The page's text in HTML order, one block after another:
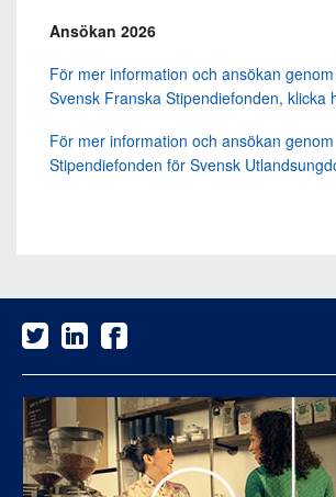
Ansökan 2026
För mer information och ansökan
Svensk Franska Stipendiefonden, klicka
För mer information och ansökan genom
Stipendiefonden för Svensk